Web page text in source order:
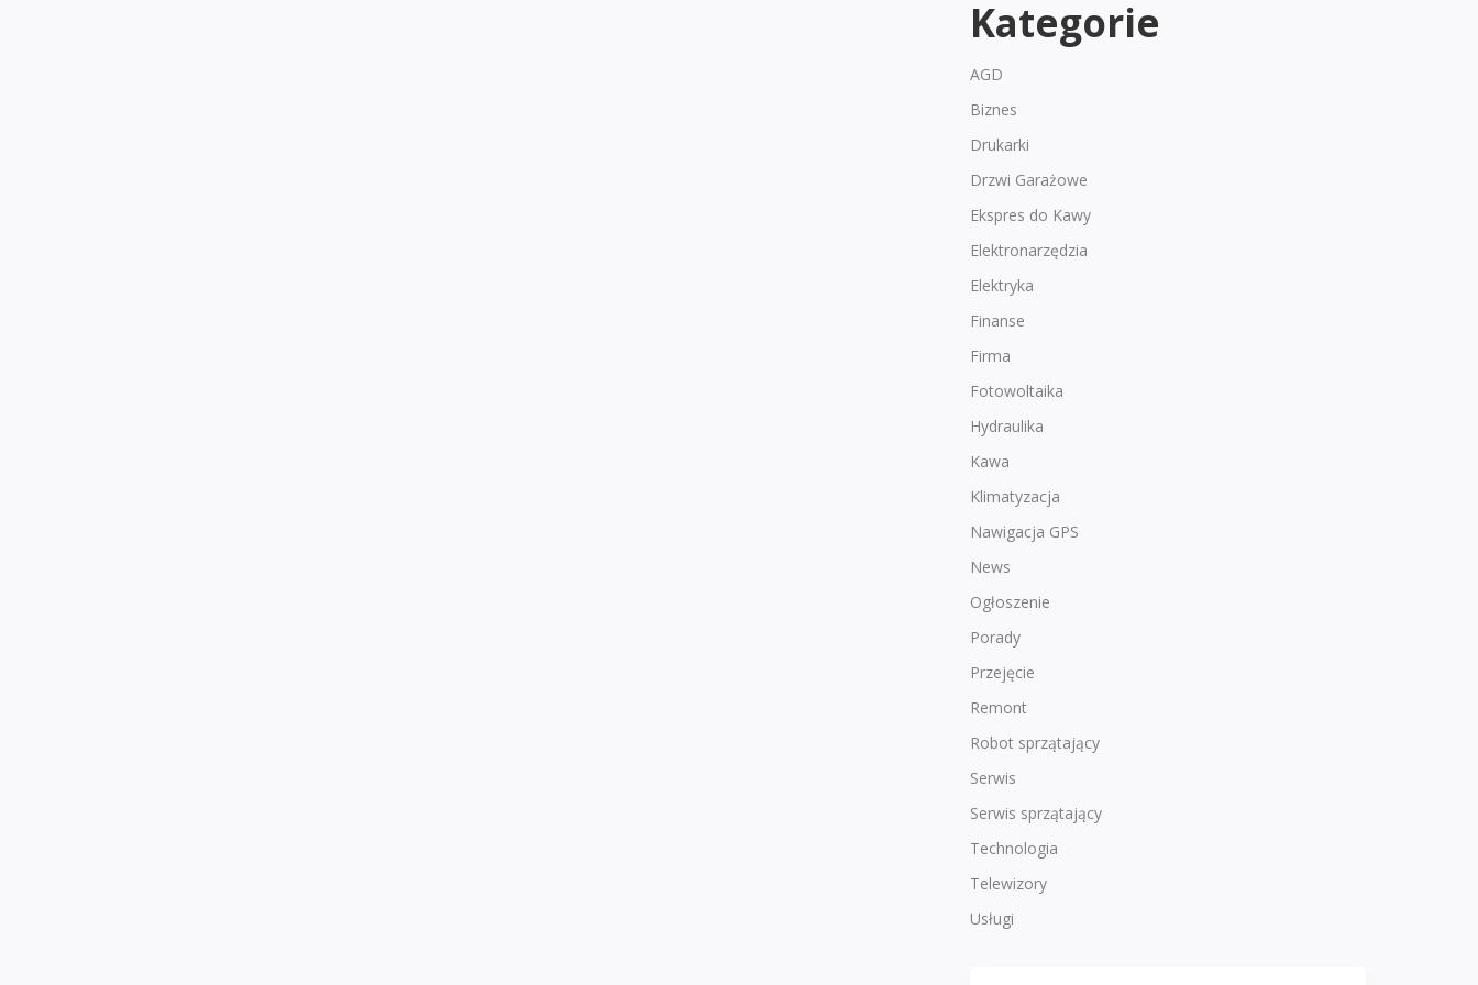
Kategorie
AGD
Biznes
Drukarki
Drzwi Garażowe
Ekspres do Kawy
Elektronarzędzia
Elektryka
Finanse
Firma
Fotowoltaika
Hydraulika
Kawa
Klimatyzacja
Nawigacja GPS
News
Ogłoszenie
Porady
Przejęcie
Remont
Robot sprzątający
Serwis
Serwis sprzątający
Technologia
Telewizory
Usługi